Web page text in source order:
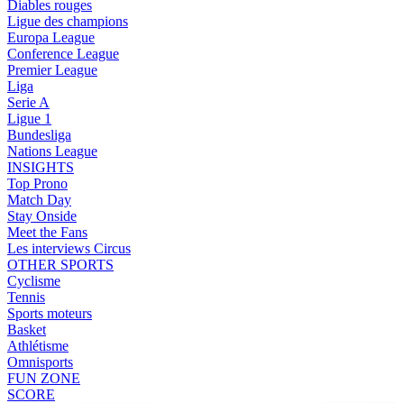
Diables rouges
Ligue des champions
Europa League
Conference League
Premier League
Liga
Serie A
Ligue 1
Bundesliga
Nations League
INSIGHTS
Top Prono
Match Day
Stay Onside
Meet the Fans
Les interviews Circus
OTHER SPORTS
Cyclisme
Tennis
Sports moteurs
Basket
Athlétisme
Omnisports
FUN ZONE
SCORE